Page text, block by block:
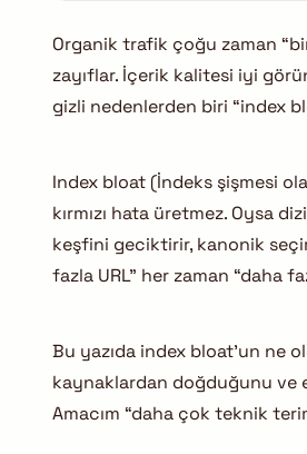
Organik trafik çoğu zaman
zayıflar. İçerik kalitesi iyi
gizli nedenlerden biri “index
Index bloat (İndeks şişmesi
kırmızı hata üretmez. Oysa
keşfini geciktirir, kanonik
fazla URL” her zaman “daha
Bu yazıda index bloat’un ne
kaynaklardan doğduğunu ve
Amacım “daha çok teknik